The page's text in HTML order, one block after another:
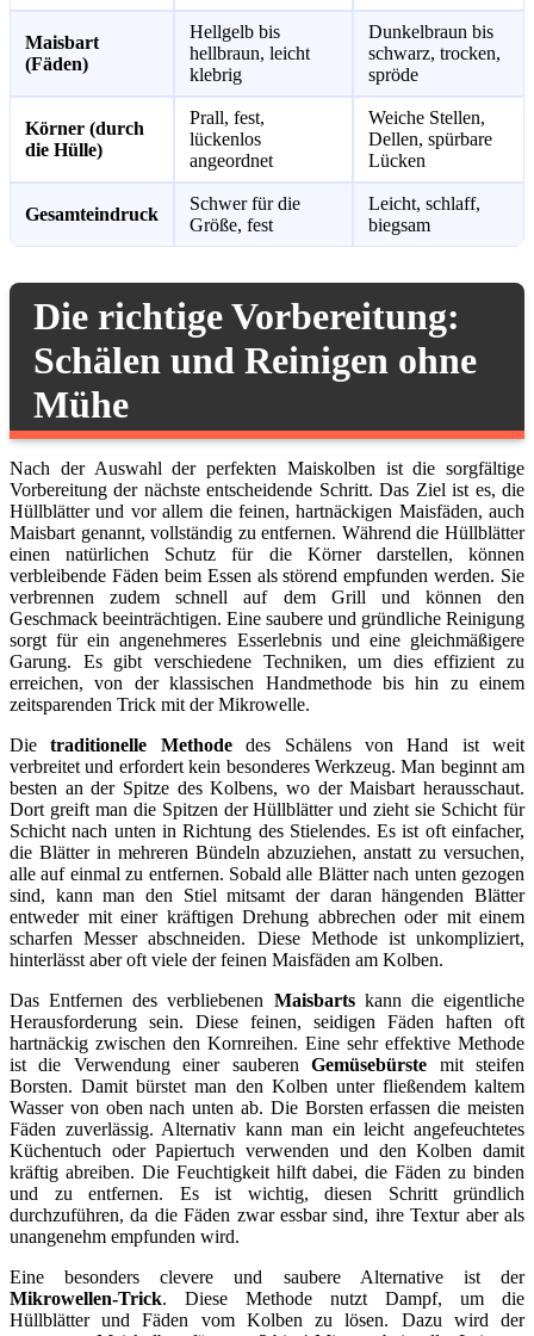
Maisbart
(Fäden)
Hellgelb bis
hellbraun, leicht
klebrig
Dunkelbraun bis
schwarz, trocken,
spröde
Körner (durch
die Hülle)
Prall, fest,
lückenlos
angeordnet
Weiche Stellen,
Dellen, spürbare
Lücken
Gesamteindruck
Schwer für die
Größe, fest
Leicht, schlaff,
biegsam
Die richtige Vorbereitung:
Schälen und Reinigen ohne
Mühe
Nach der Auswahl der perfekten Maiskolben ist die sorgfältige
Vorbereitung der nächste entscheidende Schritt. Das Ziel ist es, die
Hüllblätter und vor allem die feinen, hartnäckigen Maisfäden, auch
Maisbart genannt, vollständig zu entfernen. Während die Hüllblätter
einen natürlichen Schutz für die Körner darstellen, können
verbleibende Fäden beim Essen als störend empfunden werden. Sie
verbrennen zudem schnell auf dem Grill und können den
Geschmack beeinträchtigen. Eine saubere und gründliche Reinigung
sorgt für ein angenehmeres Esserlebnis und eine gleichmäßigere
Garung. Es gibt verschiedene Techniken, um dies effizient zu
erreichen, von der klassischen Handmethode bis hin zu einem
zeitsparenden Trick mit der Mikrowelle.
Dietraditionelle Methodedes Schälens von Hand ist weit
verbreitet und erfordert kein besonderes Werkzeug. Man beginnt am
besten an der Spitze des Kolbens, wo der Maisbart herausschaut.
Dort greift man die Spitzen der Hüllblätter und zieht sie Schicht für
Schicht nach unten in Richtung des Stielendes. Es ist oft einfacher,
die Blätter in mehreren Bündeln abzuziehen, anstatt zu versuchen,
alle auf einmal zu entfernen. Sobald alle Blätter nach unten gezogen
sind, kann man den Stiel mitsamt der daran hängenden Blätter
entweder mit einer kräftigen Drehung abbrechen oder mit einem
scharfen Messer abschneiden. Diese Methode ist unkompliziert,
hinterlässt aber oft viele der feinen Maisfäden am Kolben.
Das Entfernen des verbliebenen Maisbartskann die eigentliche
Herausforderung sein. Diese feinen, seidigen Fäden haften oft
hartnäckig zwischen den Kornreihen. Eine sehr effektive Methode
ist die Verwendung einer sauberenGemüsebürste mit steifen
Borsten. Damit bürstet man den Kolben unter fließendem kaltem
Wasser von oben nach unten ab. Die Borsten erfassen die meisten
Fäden zuverlässig. Alternativ kann man ein leicht angefeuchtetes
Küchentuch oder Papiertuch verwenden und den Kolben damit
kräftig abreiben. Die Feuchtigkeit hilft dabei, die Fäden zu binden
und zu entfernen. Es ist wichtig, diesen Schritt gründlich
durchzuführen, da die Fäden zwar essbar sind, ihre Textur aber als
unangenehm empfunden wird.
Eine besonders clevere und saubere Alternative ist der
Mikrowellen-Trick. Diese Methode nutzt Dampf, um die
Hüllblätter und Fäden vom Kolben zu lösen. Dazu wird der